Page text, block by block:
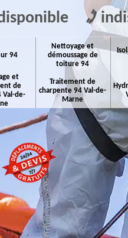
94
Nettoyage et
démoussage de
toiture 94
et
de
Val-de-
Traitement de
charpente 94 Val-de-
Marne